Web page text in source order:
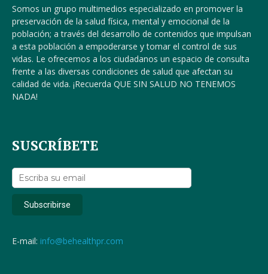
Somos un grupo multimedios especializado en promover la
preservación de la salud física, mental y emocional de la
población; a través del desarrollo de contenidos que impulsan
a esta población a empoderarse y tomar el control de sus
vidas. Le ofrecemos a los ciudadanos un espacio de consulta
frente a las diversas condiciones de salud que afectan su
calidad de vida. ¡Recuerda QUE SIN SALUD NO TENEMOS
NADA!
SUSCRÍBETE
E-mail: info@behealthpr.com